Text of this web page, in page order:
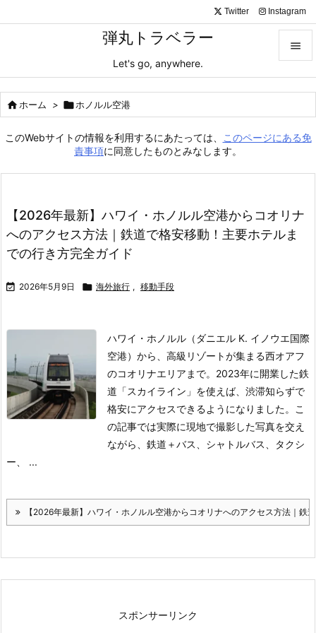
弾丸トラベラー
Let's go, anywhere.


メニュ


検索
Twitter Instagram
ホーム > ホノルル空港
このWebサイトの情報を利用するにあたっては、
このページにある免
責事項に同意したものとみなします。
【2026年最新】ハワイ・ホノルル空港からコオリナ
へのアクセス方法｜鉄道で格安移動！主要ホテルま
での行き方完全ガイド
 2026年5月9日  海外旅行 , 移動手段
ハワイ・ホノルル（ダニエル K. イノウエ国際
空港）から、高級リゾートが集まる西オアフ
のコオリナエリアまで。2023年に開業した鉄
道「スカイライン」を使えば、渋滞知らずで
格安にアクセスできるようになりました。こ
の記事では実際に現地で撮影した写真を交え
ながら、鉄道＋バス、シャトルバス、タクシ
ー、 ...
【2026年最新】ハワイ・ホノルル空港からコオリナへのアクセス方法｜鉄
スポンサーリンク